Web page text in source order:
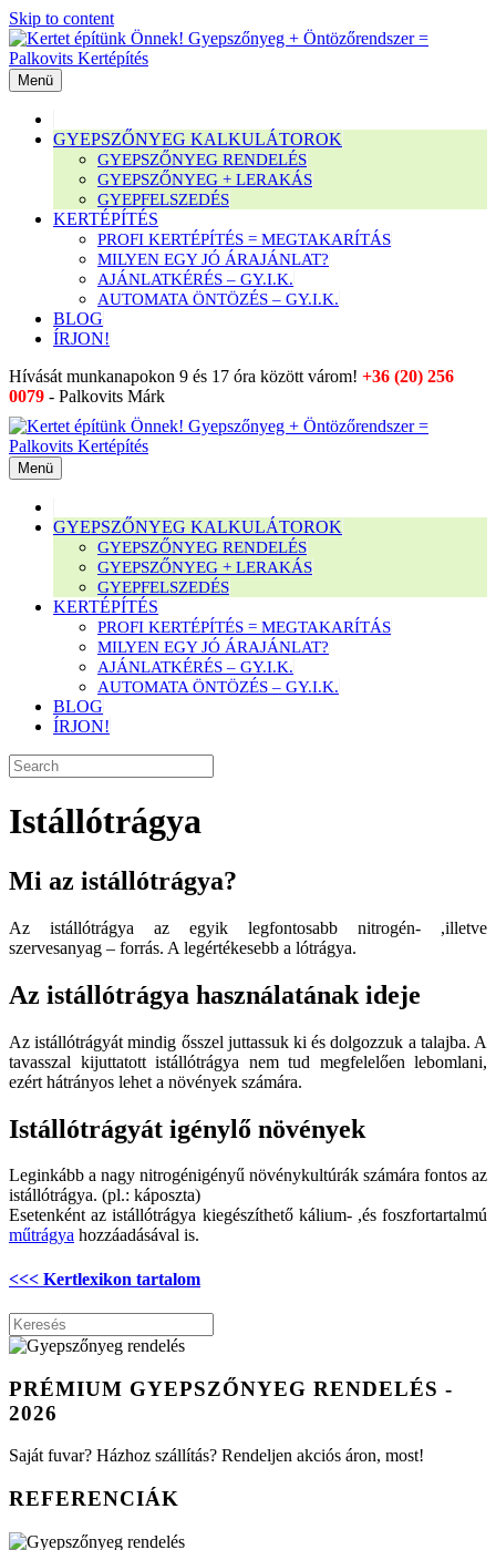
Skip to content
Menü
GYEPSZŐNYEG KALKULÁTOROK
GYEPSZŐNYEG RENDELÉS
GYEPSZŐNYEG + LERAKÁS
GYEPFELSZEDÉS
KERTÉPÍTÉS
PROFI KERTÉPÍTÉS = MEGTAKARÍTÁS
MILYEN EGY JÓ ÁRAJÁNLAT?
AJÁNLATKÉRÉS – GY.I.K.
AUTOMATA ÖNTÖZÉS – GY.I.K.
BLOG
ÍRJON!
Hívását munkanapokon 9 és 17 óra között várom! +36 (20) 256
0079 - Palkovits Márk
Menü
GYEPSZŐNYEG KALKULÁTOROK
GYEPSZŐNYEG RENDELÉS
GYEPSZŐNYEG + LERAKÁS
GYEPFELSZEDÉS
KERTÉPÍTÉS
PROFI KERTÉPÍTÉS = MEGTAKARÍTÁS
MILYEN EGY JÓ ÁRAJÁNLAT?
AJÁNLATKÉRÉS – GY.I.K.
AUTOMATA ÖNTÖZÉS – GY.I.K.
BLOG
ÍRJON!
Istállótrágya
Mi az istállótrágya?
Az istállótrágya az egyik legfontosabb nitrogén- ,illetve
szervesanyag – forrás. A legértékesebb a lótrágya.
Az istállótrágya használatának ideje
Az istállótrágyát mindig ősszel juttassuk ki és dolgozzuk a talajba. A
tavasszal kijuttatott istállótrágya nem tud megfelelően lebomlani,
ezért hátrányos lehet a növények számára.
Istállótrágyát igénylő növények
Leginkább a nagy nitrogénigényű növénykultúrák számára fontos az
istállótrágya. (pl.: káposzta)
Esetenként az istállótrágya kiegészíthető kálium- ,és foszfortartalmú
műtrágya hozzáadásával is.
<<< Kertlexikon tartalom
PRÉMIUM GYEPSZŐNYEG RENDELÉS -
2026
Saját fuvar? Házhoz szállítás? Rendeljen akciós áron, most!
REFERENCIÁK